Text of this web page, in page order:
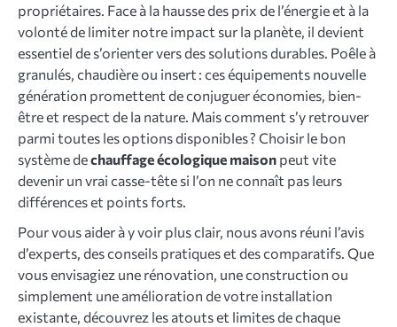
propriétaires. Face à la hausse des prix de l’énergie et à la
volonté de limiter notre impact sur la planète, il devient
essentiel de s’orienter vers des solutions durables. Poêle à
granulés, chaudière ou insert : ces équipements nouvelle
génération promettent de conjuguer économies, bien-
être et respect de la nature. Mais comment s’y retrouver
parmi toutes les options disponibles ? Choisir le bon
système dechauffage écologique maison peut vite
devenir un vrai casse-tête si l’on ne connaît pas leurs
différences et points forts.
Pour vous aider à y voir plus clair, nous avons réuni l’avis
d’experts, des conseils pratiques et des comparatifs. Que
vous envisagiez une rénovation, une construction ou
simplement une amélioration de votre installation
existante, découvrez les atouts et limites de chaque